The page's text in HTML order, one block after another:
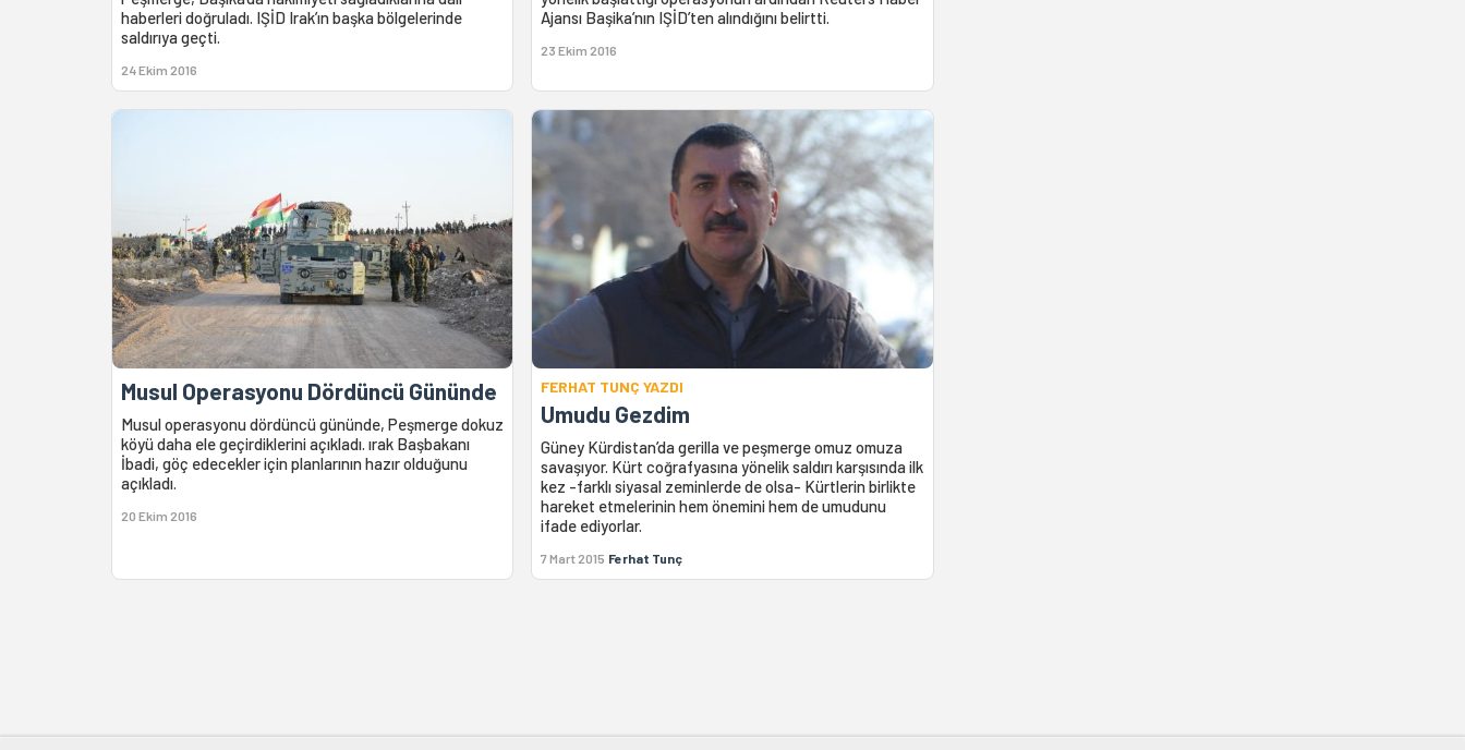
haberleri doğruladı. IŞİD Irak’ın başka bölgelerinde
saldırıya geçti.
24 Ekim 2016
Ajansı Başika’nın IŞİD’ten alındığını belirtti.
23 Ekim 2016
Musul Operasyonu Dördüncü Gününde
Musul operasyonu dördüncü gününde, Peşmerge dokuz
köyü daha ele geçirdiklerini açıkladı. ırak Başbakanı
İbadi, göç edecekler için planlarının hazır olduğunu
açıkladı.
20 Ekim 2016
FERHAT TUNÇ YAZDI
Umudu Gezdim
Güney Kürdistan’da gerilla ve peşmerge omuz omuza
savaşıyor. Kürt coğrafyasına yönelik saldırı karşısında ilk
kez -farklı siyasal zeminlerde de olsa- Kürtlerin birlikte
hareket etmelerinin hem önemini hem de umudunu
ifade ediyorlar.
7 Mart 2015 Ferhat Tunç